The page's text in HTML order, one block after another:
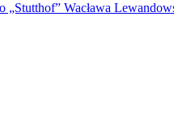
Wacława